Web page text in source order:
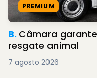
PREMIUM
B. Câmara
resgate animal
7 agosto 2026